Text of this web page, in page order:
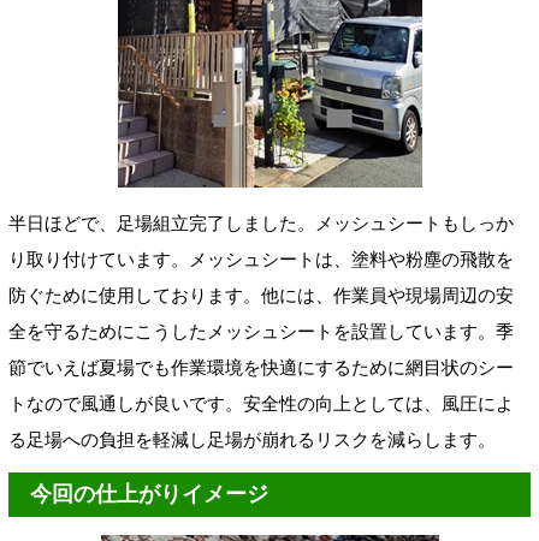
半日ほどで、足場組立完了しました。メッシュシートもしっか
り取り付けています。メッシュシートは、塗料や粉塵の飛散を
防ぐために使用しております。他には、作業員や現場周辺の安
全を守るためにこうしたメッシュシートを設置しています。季
節でいえば夏場でも作業環境を快適にするために網目状のシー
トなので風通しが良いです。安全性の向上としては、風圧によ
る足場への負担を軽減し足場が崩れるリスクを減らします。
今回の仕上がりイメージ